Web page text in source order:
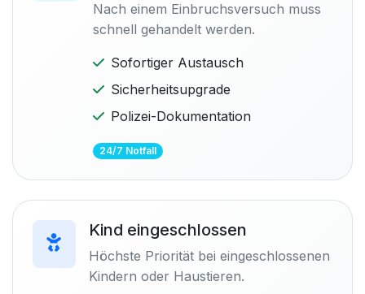
Nach einem Einbruchsversuch muss
schnell gehandelt werden.
Sofortiger Austausch
Sicherheitsupgrade
Polizei-Dokumentation
24/7 Notfall
Kind eingeschlossen
Höchste Priorität bei eingeschlossenen
Kindern oder Haustieren.